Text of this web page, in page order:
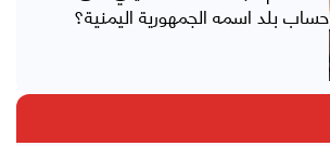
حساب بلد اسمه الجمهورية اليمنية؟